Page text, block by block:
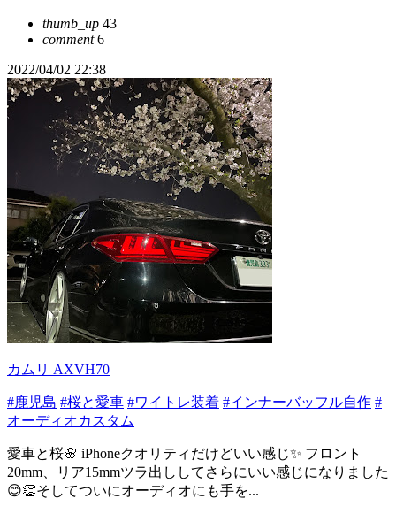
thumb_up 43
comment6
2022/04/02 22:38
カムリ AXVH70
#鹿児島 #桜と愛車 #ワイトレ装着 #インナーバッフル自作 #
オーディオカスタム
愛車と桜🌸 iPhoneクオリティだけどいい感じ✨ フロント
20mm、リア15mmツラ出ししてさらにいい感じになりました
😊👏そしてついにオーディオにも手を...